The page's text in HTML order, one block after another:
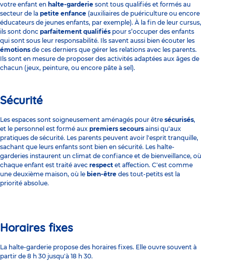
votre enfant en halte-garderie sont tous qualifiés et formés au
secteur de la petite enfance (auxiliaires de puériculture ou encore
éducateurs de jeunes enfants, par exemple). À la fin de leur cursus,
ils sont donc parfaitement qualifiés pour s’occuper des enfants
qui sont sous leur responsabilité. Ils savent aussi bien écouter les
émotions de ces derniers que gérer les relations avec les parents.
Ils sont en mesure de proposer des activités adaptées aux âges de
chacun (jeux, peinture, ou encore pâte à sel).
Sécurité
Les espaces sont soigneusement aménagés pour être sécurisés,
et le personnel est formé aux premiers secours ainsi qu'aux
pratiques de sécurité. Les parents peuvent avoir l'esprit tranquille,
sachant que leurs enfants sont bien en sécurité. Les halte-
garderies instaurent un climat de confiance et de bienveillance, où
chaque enfant est traité avec respect et affection. C'est comme
une deuxième maison, où le bien-être des tout-petits est la
priorité absolue.
Horaires fixes
La halte-garderie propose des horaires fixes. Elle ouvre souvent à
partir de 8 h 30 jusqu'à 18 h 30.